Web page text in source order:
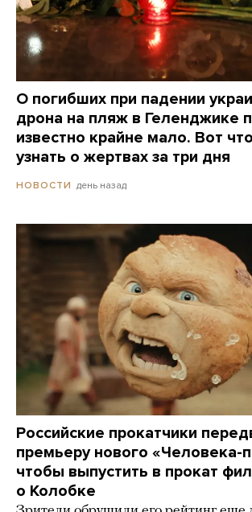
О погибших при падении
дрона на пляж в Геленджике
известно крайне мало. Вот
узнать о жертвах за три дня
НОВОСТИ день назад
Российские прокатчики
премьеру нового «Человека-
чтобы выпустить в прокат
о Колобке